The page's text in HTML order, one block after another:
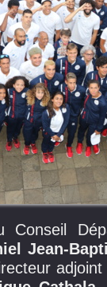
Jean-